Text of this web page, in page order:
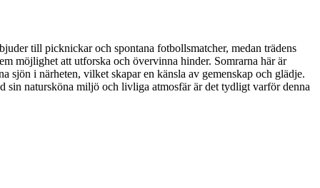
till picknickar och spontana fotbollsmatcher, medan trädens
möjlighet att utforska och övervinna hinder. Somrarna här är
i närheten, vilket skapar en känsla av gemenskap och glädje.
natursköna miljö och livliga atmosfär är det tydligt varför denna